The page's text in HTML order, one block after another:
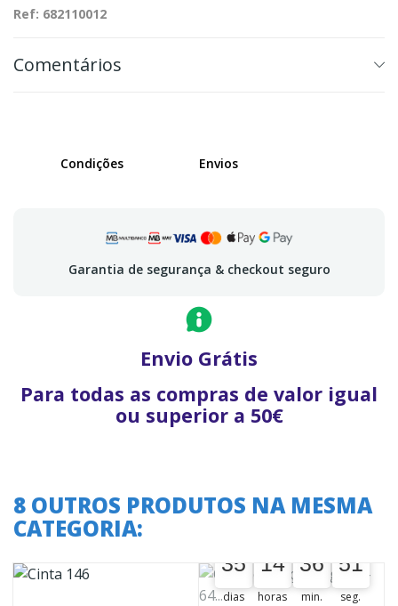
Ref: 682110012
Comentários
Condições Envios
Garantia de segurança & checkout seguro
Envio Grátis
Para todas as compras de valor igual
ou superior a 50€
8 OUTROS PRODUTOS NA MESMA
CATEGORIA:
35
35
00
dias
14
14
00
horas
36
36
00
min.
51
50
51
seg.